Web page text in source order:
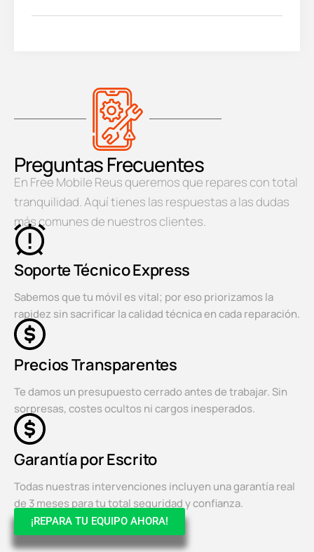
Preguntas Frecuentes
En Free Mobile Reus queremos que repares con total
tranquilidad. Aquí tienes las respuestas a las dudas
más comunes de nuestros clientes.
Soporte Técnico Express
Sabemos que tu móvil es vital; por eso priorizamos la
rapidez sin sacrificar la calidad técnica en cada reparación.
Precios Transparentes
Te damos un presupuesto cerrado antes de trabajar. Sin
sorpresas, costes ocultos ni cargos inesperados.
Garantía por Escrito
Todas nuestras intervenciones incluyen una garantía real
de 3 meses para tu total seguridad y confianza.
¡REPARA TU EQUIPO AHORA!